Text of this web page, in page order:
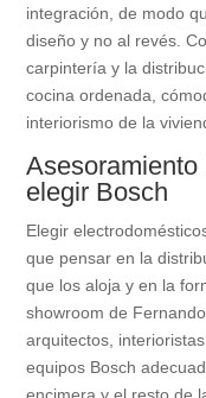
integración, de modo
diseño y no al revés.
carpintería y la
cocina ordenada,
interiorismo de la
elegir Bosch
Elegir
que pensar en la
que los aloja y en la
showroom de
arquitectos,
equipos Bosch